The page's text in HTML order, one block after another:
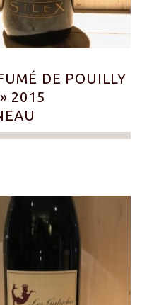
DE POUILLY
2015